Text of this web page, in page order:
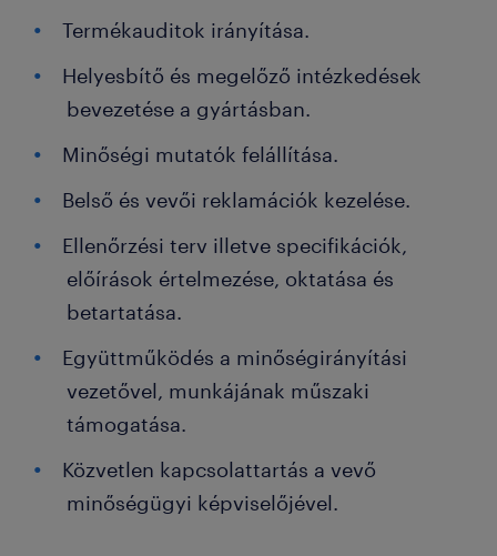
Termékauditok irányítása.
Helyesbítő és megelőző intézkedések
bevezetése a gyártásban.
Minőségi mutatók felállítása.
Belső és vevői reklamációk kezelése.
Ellenőrzési terv illetve specifikációk,
előírások értelmezése, oktatása és
betartatása.
Együttműködés a minőségirányítási
vezetővel, munkájának műszaki
támogatása.
Közvetlen kapcsolattartás a vevő
minőségügyi képviselőjével.